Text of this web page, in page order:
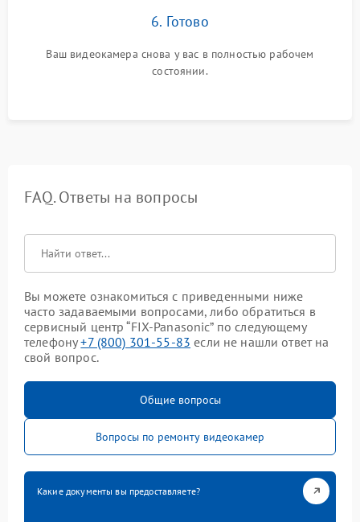
6. Готово
Ваш видеокамера снова у вас в полностью рабочем
состоянии.
FAQ. Ответы на вопросы
Вы можете ознакомиться с приведенными ниже
часто задаваемыми вопросами, либо обратиться в
сервисный центр “FIX-Panasonic” по следующему
телефону+7 (800) 301-55-83 если не нашли ответ на
свой вопрос.
Общие вопросы
Вопросы по ремонту видеокамер
Какие документы вы предоставляете?